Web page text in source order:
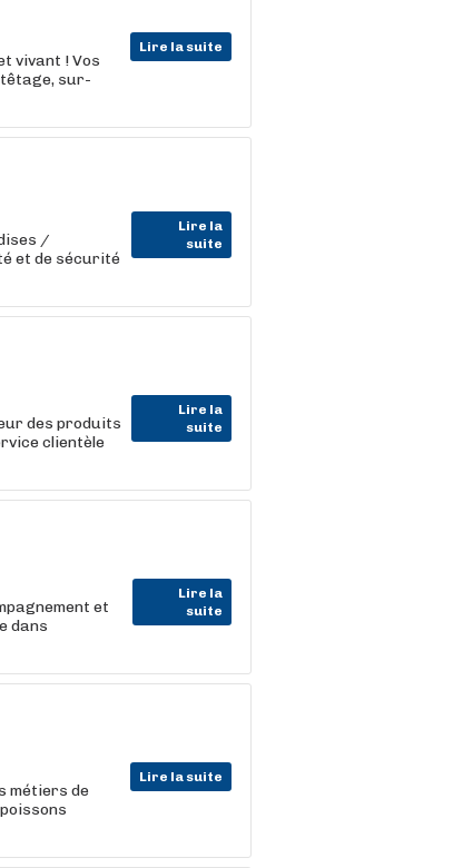
Lire la suite
vivant ! Vos
sur-
Lire la
suite
/
et de sécurité
Lire la
suite
des produits
clientèle
Lire la
suite
et
dans
Lire la suite
métiers de